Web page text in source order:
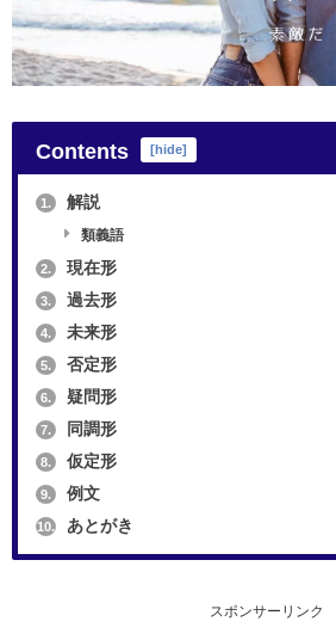
Contents [hide]
1. 解説
類義語
2. 現在形
3. 過去形
4. 未来形
5. 否定形
6. 疑問形
7. 同調形
8. 仮定形
9. 例文
10. あとがき
スポンサーリンク